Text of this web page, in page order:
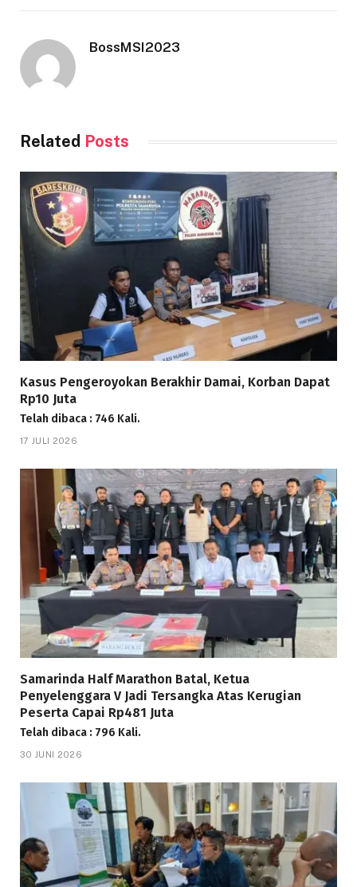
BossMSI2023
Related Posts
Kasus Pengeroyokan Berakhir Damai, Korban Dapat
Rp10 Juta
Telah dibaca : 746 Kali.
17 JULI 2026
Samarinda Half Marathon Batal, Ketua
Penyelenggara V Jadi Tersangka Atas Kerugian
Peserta Capai Rp481 Juta
Telah dibaca : 796 Kali.
30 JUNI 2026